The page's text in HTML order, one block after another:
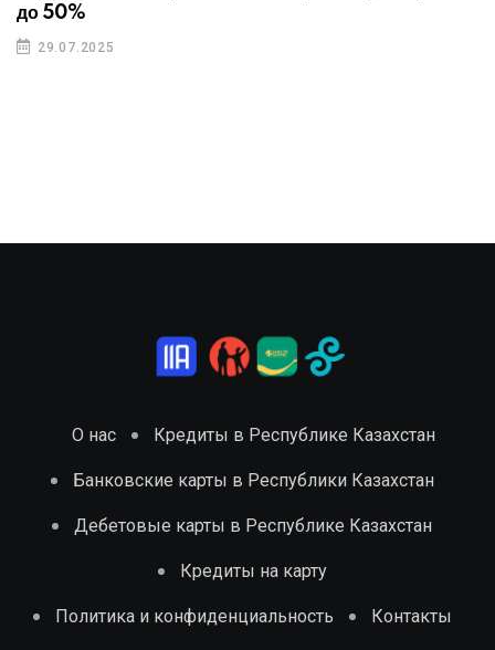
до 50%
29.07.2025
О нас Кредиты в Республике Казахстан
Банковские карты в Республики Казахстан
Дебетовые карты в Республике Казахстан
Кредиты на карту
Политика и конфиденциальность Контакты